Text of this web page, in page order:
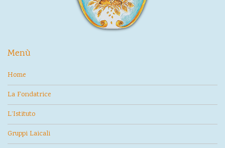
Menù
Home
La Fondatrice
L’Istituto
Gruppi Laicali